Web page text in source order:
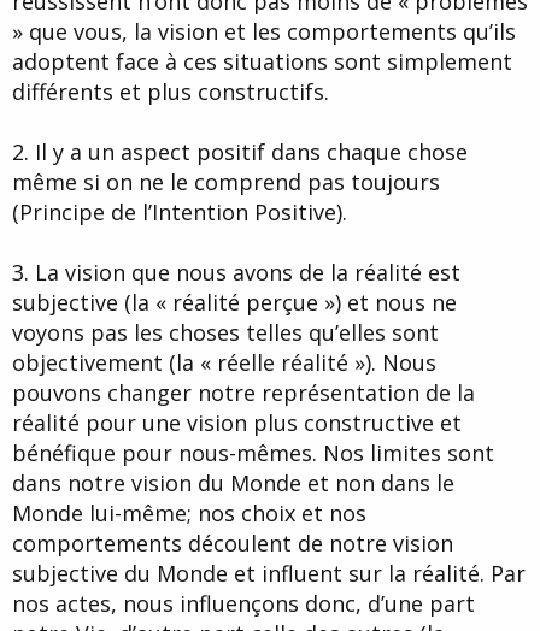
» que vous, la vision et les comportements qu’ils
adoptent face à ces situations sont simplement
différents et plus constructifs.
2. Il y a un aspect positif dans chaque chose
même si on ne le comprend pas toujours
(Principe de l’Intention Positive).
3. La vision que nous avons de la réalité est
subjective (la « réalité perçue ») et nous ne
voyons pas les choses telles qu’elles sont
objectivement (la « réelle réalité »). Nous
pouvons changer notre représentation de la
réalité pour une vision plus constructive et
bénéfique pour nous-mêmes. Nos limites sont
dans notre vision du Monde et non dans le
Monde lui-même; nos choix et nos
comportements découlent de notre vision
subjective du Monde et influent sur la réalité. Par
nos actes, nous influençons donc, d’une part